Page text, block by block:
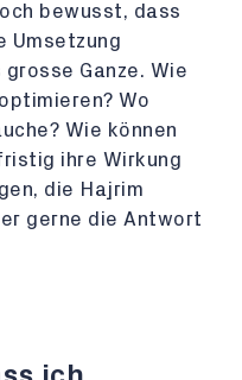
bewusst, dass
Umsetzung
Ganze. Wie
Wo
Wie können
ihre Wirkung
die Hajrim
gerne die Antwort